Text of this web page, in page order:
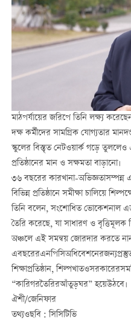
মাঠপর্যায়ের জরিপে তিনি লক্ষ্য
দক্ষ কর্মীদের সামগ্রিক যোগ্যতার
স্কুলের বিস্তৃত নেটওয়ার্ক গড়ে
প্রতিষ্ঠানের মান ও সক্ষমতা বাড়ানো।
৩৬ বছরের কারখানা-অভিজ্ঞতাসম্পন্ন
বিভিন্ন প্রতিষ্ঠানে সমীক্ষা চালিয়ে
তিনি বলেন, সংশোধিত ভোকেশনাল
তৈরি করেছে, যা সাধারণ ও বৃত্তিমূলক
অঞ্চলে এই সমন্বয় জোরদার করতে
শিক্ষাপ্রতিষ্ঠান,
“কারিগরতৈরিরআঁতুড়ঘর” হয়েউঠবে।
ঐশী/জেনিফার
তথ্যওছবি : সিসিটিভি